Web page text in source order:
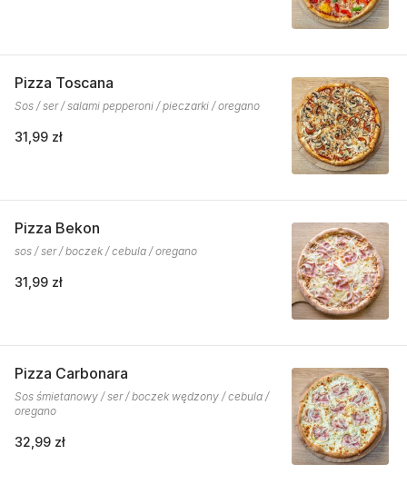
Pizza Toscana
Sos / ser / salami pepperoni / pieczarki / oregano
31,99 zł
Pizza Bekon
sos / ser / boczek / cebula / oregano
31,99 zł
Pizza Carbonara
Sos śmietanowy / ser / boczek wędzony / cebula /
oregano
32,99 zł